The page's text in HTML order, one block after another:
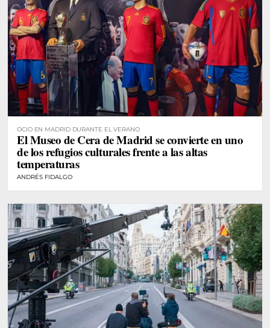
OCIO EN MADRID DURANTE EL VERANO
El Museo de Cera de Madrid se convierte en uno
de los refugios culturales frente a las altas
temperaturas
ANDRÉS FIDALGO